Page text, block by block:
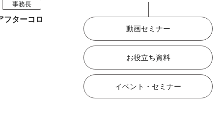
事務長
フターコロ
動画セミナー
お役立ち資料
イベント・セミナー